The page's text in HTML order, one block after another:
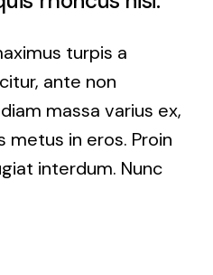
turpis a
ante non
massa varius ex,
metus in eros. Proin
interdum. Nunc